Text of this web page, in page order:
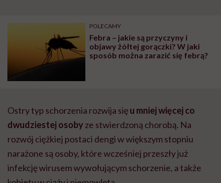
POLECAMY
Febra – jakie są przyczyny i
objawy żółtej gorączki? W jaki
sposób można zarazić się febrą?
Ostry typ schorzenia rozwija sięu mniej więcej co
dwudziestej osoby ze stwierdzoną chorobą. Na
rozwój ciężkiej postaci dengi w większym stopniu
narażone są osoby, które wcześniej przeszły już
infekcję wirusem wywołującym schorzenie, a także